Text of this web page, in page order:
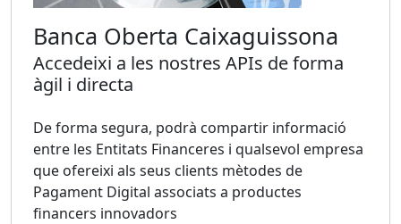
Banca Oberta Caixaguissona
Accedeixi a les nostres APIs de forma
àgil i directa
De forma segura, podrà compartir informació
entre les Entitats Financeres i qualsevol empresa
que ofereixi als seus clients mètodes de
Pagament Digital associats a productes
financers innovadors